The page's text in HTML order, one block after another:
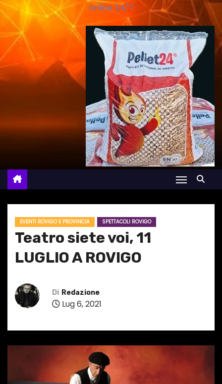
online 24/7
EVENTI ROVIGO E PROVINCIA SPETTACOLI ROVIGO
Teatro siete voi, 11
LUGLIO A ROVIGO
Di Redazione
Lug 6, 2021